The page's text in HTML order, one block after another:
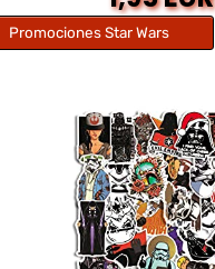
Promociones Star Wars